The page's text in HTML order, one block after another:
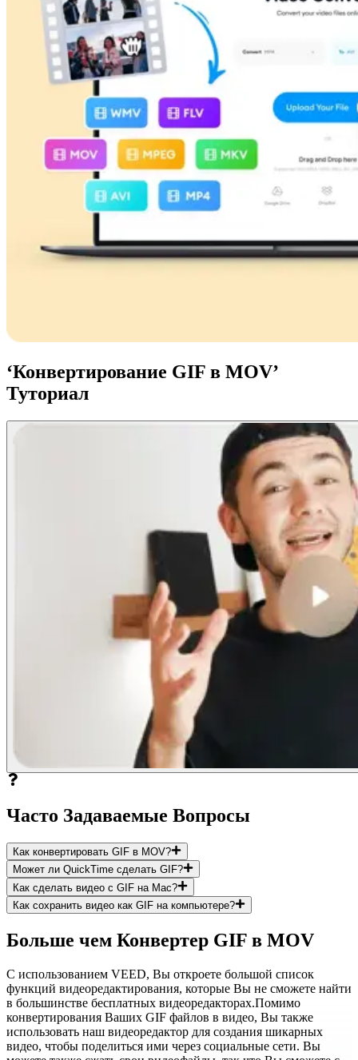
‘Конвертирование GIF в MOV’
Туториал
Часто Задаваемые Вопросы
Как конвертировать GIF в MOV?
Может ли QuickTime сделать GIF?
Как сделать видео с GIF на Mac?
Как сохранить видео как GIF на компьютере?
Больше чем Конвертер GIF в MOV
С использованием VEED, Вы откроете большой список
функций видеоредактирования, которые Вы не сможете найти
в большинстве бесплатных видеоредакторах.Помимо
конвертирования Ваших GIF файлов в видео, Вы также
использовать наш видеоредактор для создания шикарных
видео, чтобы поделиться ими через социальные сети. Вы